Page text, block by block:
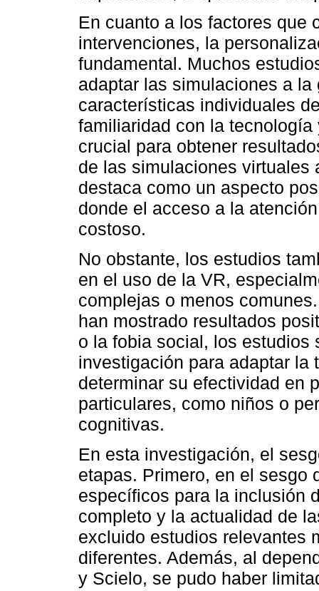
En cuanto a los factores que
intervenciones, la
fundamental. Muchos
adaptar las simulaciones a
características individuales
familiaridad con la
crucial para obtener
de las simulaciones virtuales
destaca como un aspecto
donde el acceso a la
costoso.
No obstante, los estudios
en el uso de la VR,
complejas o menos
han mostrado resultados
o la fobia social, los estudios
investigación para adaptar la
determinar su efectividad en
particulares, como niños o
cognitivas.
En esta investigación, el
etapas. Primero, en el sesgo
específicos para la inclusión
completo y la actualidad de
excluido estudios relevantes
diferentes. Además, al
y Scielo, se pudo haber